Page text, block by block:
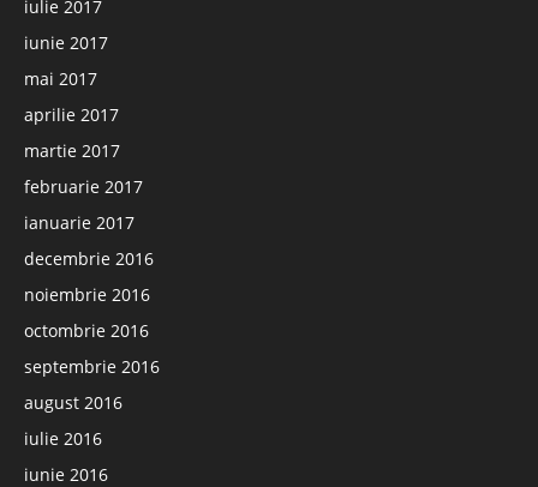
iulie 2017
iunie 2017
mai 2017
aprilie 2017
martie 2017
februarie 2017
ianuarie 2017
decembrie 2016
noiembrie 2016
octombrie 2016
septembrie 2016
august 2016
iulie 2016
iunie 2016